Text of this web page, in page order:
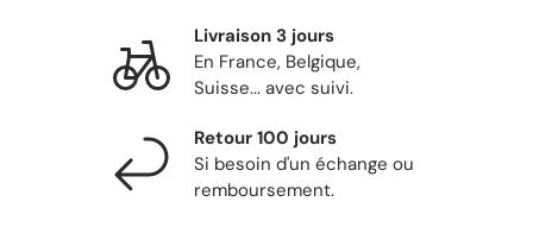
Livraison 3 jours
En France, Belgique,
Suisse... avec suivi.
Retour 100 jours
Si besoin d'un échange ou
remboursement.